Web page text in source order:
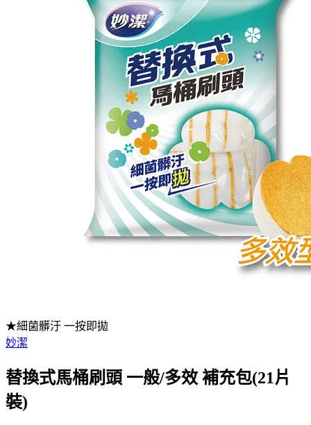
★細菌髒汙 一按即拋
妙潔
替換式馬桶刷頭 一般/多效 補充包(21片
裝)